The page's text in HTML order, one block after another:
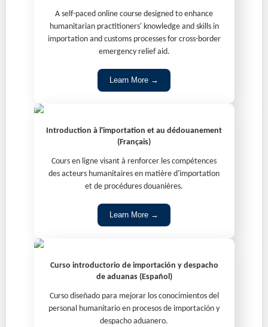
A self-paced online course designed to enhance
humanitarian practitioners' knowledge and skills in
importation and customs processes for cross-border
emergency relief aid.
Learn More →
Introduction à l'importation et au dédouanement
(Français)
Cours en ligne visant à renforcer les compétences
des acteurs humanitaires en matière d'importation
et de procédures douanières.
Learn More →
Curso introductorio de importación y despacho
de aduanas (Español)
Curso diseñado para mejorar los conocimientos del
personal humanitario en procesos de importación y
despacho aduanero.